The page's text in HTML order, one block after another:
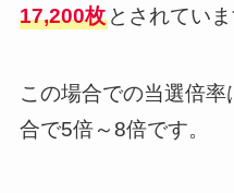
17,200枚とされていま
この場合での当選倍
合で5倍～8倍です。